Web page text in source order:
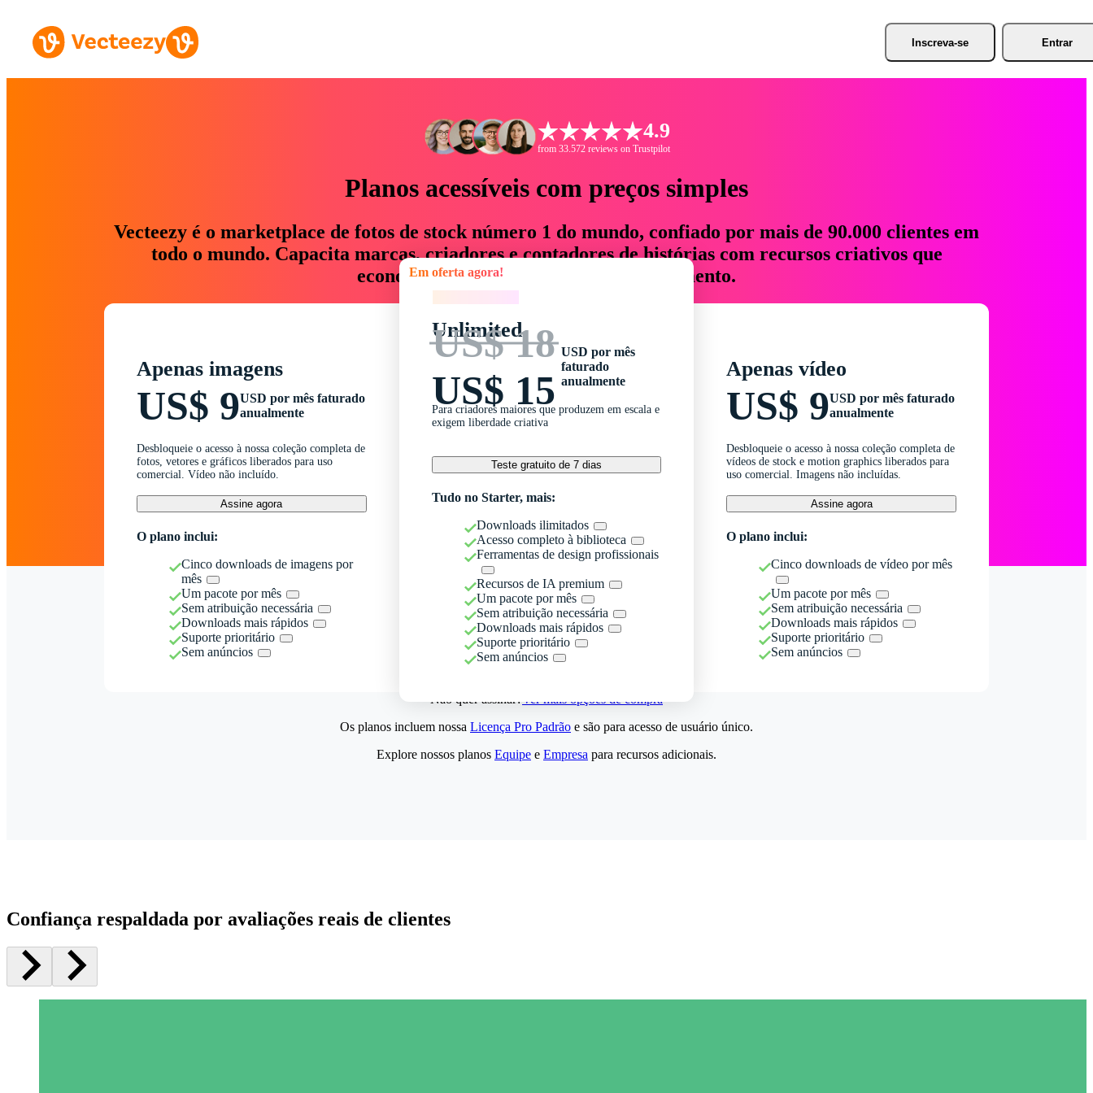
Inscreva-se Entrar
4.9
from 33.572 reviews on Trustpilot
Planos acessíveis com preços simples
Vecteezy é o marketplace de fotos de stock número 1 do mundo, confiado por mais de 90.000 clientes em
todo o mundo. Capacita marcas, criadores e contadores de histórias com recursos criativos que
economizam até 76% em tempo e orçamento.
Apenas imagens
US$ 9USD por mês faturado
anualmente
Desbloqueie o acesso à nossa coleção completa de
fotos, vetores e gráficos liberados para uso
comercial. Vídeo não incluído.
Assine agora
O plano inclui:
Cinco downloads de imagens por
mês
Um pacote por mês
Sem atribuição necessária
Downloads mais rápidos
Suporte prioritário
Sem anúncios
Em oferta agora!
Unlimited
US$ 18
US$ 15
USD por mês
faturado
anualmente
Para criadores maiores que produzem em escala e
exigem liberdade criativa
Teste gratuito de 7 dias
Tudo no Starter, mais:
Downloads ilimitados
Acesso completo à biblioteca
Ferramentas de design profissionais
Recursos de IA premium
Um pacote por mês
Sem atribuição necessária
Downloads mais rápidos
Suporte prioritário
Sem anúncios
Apenas vídeo
US$ 9USD por mês faturado
anualmente
Desbloqueie o acesso à nossa coleção completa de
vídeos de stock e motion graphics liberados para
uso comercial. Imagens não incluídas.
Assine agora
O plano inclui:
Cinco downloads de vídeo por mês
Um pacote por mês
Sem atribuição necessária
Downloads mais rápidos
Suporte prioritário
Sem anúncios
Não quer assinar?Ver mais opções de compra
Os planos incluem nossa Licença Pro Padrão e são para acesso de usuário único.
Explore nossos planos Equipe e Empresa para recursos adicionais.
Confiança respaldada por avaliações reais de clientes